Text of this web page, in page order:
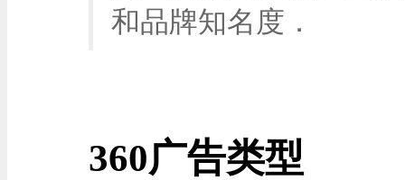
和品牌知名度．
360广告类型